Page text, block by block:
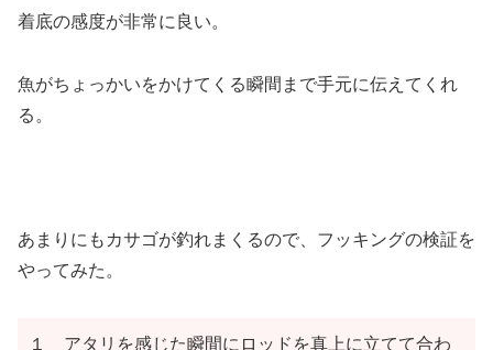
着底の感度が非常に良い。
魚がちょっかいをかけてくる瞬間まで手元に伝えてくれ
る。
あまりにもカサゴが釣れまくるので、フッキングの検証を
やってみた。
１ アタリを感じた瞬間にロッドを真上に立てて合わ